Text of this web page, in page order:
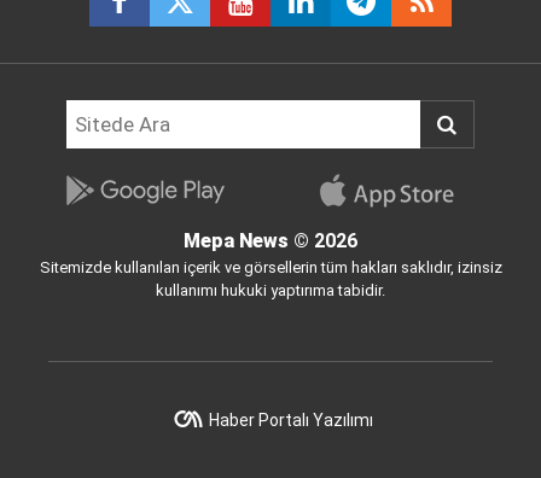
Mepa News © 2026
Sitemizde kullanılan içerik ve görsellerin tüm hakları saklıdır, izinsiz
kullanımı hukuki yaptırıma tabidir.
Haber Portalı Yazılımı